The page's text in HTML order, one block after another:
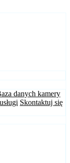
danych kamery
Skontaktuj się